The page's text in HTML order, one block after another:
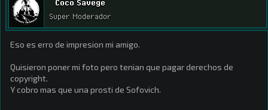
Coco Savege
Super Moderador
Eso es erro de impresion mi amigo.
Quisieron poner mi foto pero tenian que pagar derechos de
copyright.
Y cobro mas que una prosti de Sofovich.